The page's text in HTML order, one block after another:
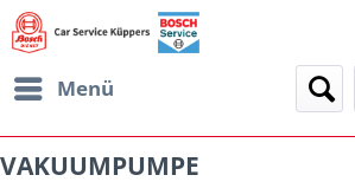
Menü
VAKUUMPUMPE